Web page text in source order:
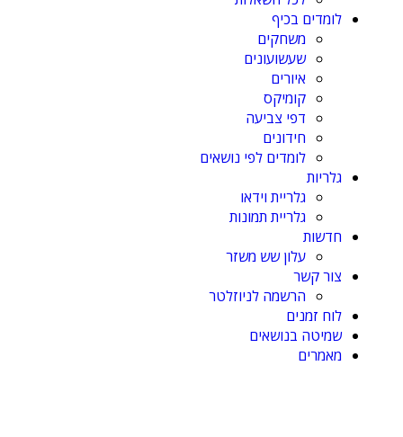
לומדים בכיף
משחקים
שעשועונים
איורים
קומיקס
דפי צביעה
חידונים
לומדים לפי נושאים
גלריות
גלריית וידאו
גלריית תמונות
חדשות
עלון שש משזר
צור קשר
הרשמה לניוזלטר
לוח זמנים
שמיטה בנושאים
מאמרים